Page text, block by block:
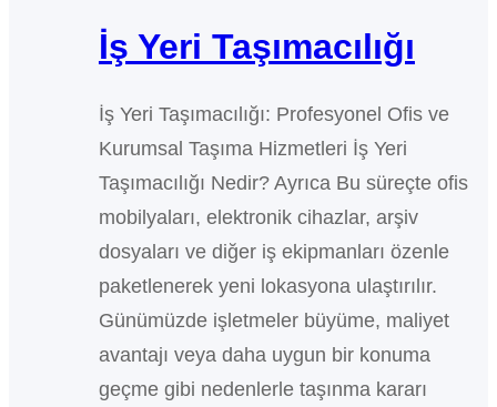
İş Yeri Taşımacılığı
İş Yeri Taşımacılığı: Profesyonel Ofis ve
Kurumsal Taşıma Hizmetleri İş Yeri
Taşımacılığı Nedir? Ayrıca Bu süreçte ofis
mobilyaları, elektronik cihazlar, arşiv
dosyaları ve diğer iş ekipmanları özenle
paketlenerek yeni lokasyona ulaştırılır.
Günümüzde işletmeler büyüme, maliyet
avantajı veya daha uygun bir konuma
geçme gibi nedenlerle taşınma kararı